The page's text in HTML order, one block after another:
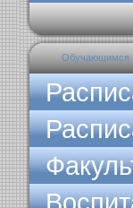
Обучающимся